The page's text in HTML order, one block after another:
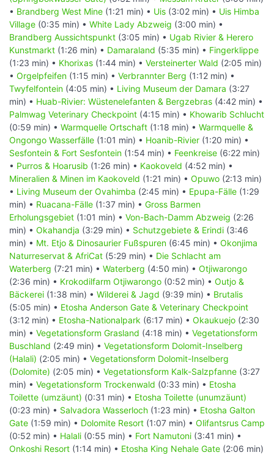
• Brandberg West Mine (1:21 min) • Uis (3:02 min) • Uis Himba
Village (0:35 min) • White Lady Abzweig (3:00 min) •
Brandberg Aussichtspunkt (3:05 min) • Ugab Rivier & Herero
Kunstmarkt (1:26 min) • Damaraland (5:35 min) • Fingerklippe
(1:23 min) • Khorixas (1:44 min) • Versteinerter Wald (2:05 min)
• Orgelpfeifen (1:15 min) • Verbrannter Berg (1:12 min) •
Twyfelfontein (4:05 min) • Living Museum der Damara (3:27
min) • Huab-Rivier: Wüstenelefanten & Bergzebras (4:42 min) •
Palmwag Veterinary Checkpoint (4:15 min) • Khowarib Schlucht
(0:59 min) • Warmquelle Ortschaft (1:18 min) • Warmquelle &
Ongongo Wasserfälle (1:01 min) • Hoanib-Rivier (1:20 min) •
Sesfontein & Fort Sesfontein (1:54 min) • Feenkreise (6:22 min)
• Purros & Hoarusib (1:26 min) • Kaokoveld (4:52 min) •
Mineralien & Minen im Kaokoveld (1:21 min) • Opuwo (2:13 min)
• Living Museum der Ovahimba (2:45 min) • Epupa-Fälle (1:29
min) • Ruacana-Fälle (1:37 min) • Gross Barmen
Erholungsgebiet (1:01 min) • Von-Bach-Damm Abzweig (2:26
min) • Okahandja (3:29 min) • Schutzgebiete & Erindi (3:46
min) • Mt. Etjo & Dinosaurier Fußspuren (6:45 min) • Okonjima
Naturreservat & AfriCat (5:29 min) • Die Schlacht am
Waterberg (7:21 min) • Waterberg (4:50 min) • Otjiwarongo
(2:36 min) • Krokodilfarm Otjiwarongo (0:52 min) • Outjo &
Bäckerei (1:38 min) • Wilderei & Jagd (9:39 min) • Brutalis
(5:05 min) • Etosha Anderson Gate & Veterinary Checkpoint
(3:12 min) • Etosha-Nationalpark (6:17 min) • Okaukuejo (2:30
min) • Vegetationsform Grasland (4:18 min) • Vegetationsform
Buschland (2:49 min) • Vegetationsform Dolomit-Inselberg
(Halali) (2:05 min) • Vegetationsform Dolomit-Inselberg
(Dolomite) (2:05 min) • Vegetationsform Kalk-Salzpfanne (3:27
min) • Vegetationsform Trockenwald (0:33 min) • Etosha
Toilette (umzäunt) (0:31 min) • Etosha Toilette (unumzäunt)
(0:23 min) • Salvadora Wasserloch (1:23 min) • Etosha Galton
Gate (1:59 min) • Dolomite Resort (1:07 min) • Olifantsrus Camp
(0:52 min) • Halali (0:55 min) • Fort Namutoni (3:41 min) •
Onkoshi Resort (1:14 min) • Etosha King Nehale Gate (2:06 min)